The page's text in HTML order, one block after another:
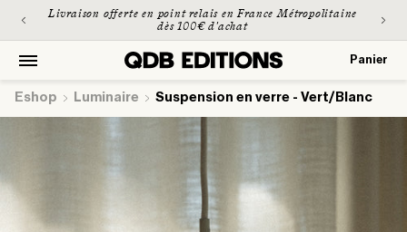
passer
contenu
Livraison offerte en point relais en France Métropolitaine
dès 100€ d'achat
Panier
Panier
Eshop luminaire Suspension en verre - Vert/Blanc